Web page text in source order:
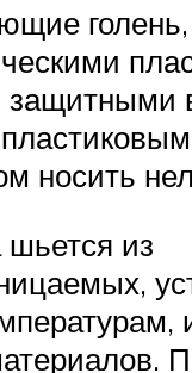
защитными
носить
из